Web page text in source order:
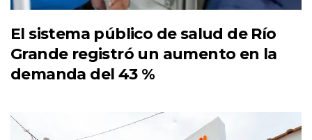
El sistema público de salud de Río
Grande registró un aumento en la
demanda del 43 %